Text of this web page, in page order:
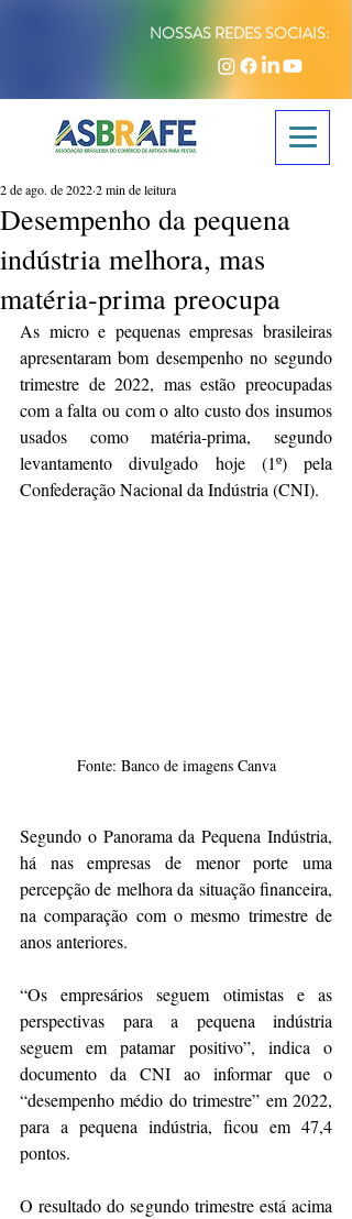
NOSSAS REDES SOCIAIS:
Desempenho da pequena
indústria melhora, mas
matéria-prima preocupa
2 de ago. de 20222 min de leitura
As micro e pequenas empresas brasileiras
apresentaram bom desempenho no segundo
trimestre de 2022, mas estão preocupadas
com a falta ou com o alto custo dos insumos
usados como matéria-prima, segundo
levantamento divulgado hoje (1º) pela
Confederação Nacional da Indústria (CNI).
Fonte: Banco de imagens Canva
Segundo o Panorama da Pequena Indústria,
há nas empresas de menor porte uma
percepção de melhora da situação financeira,
na comparação com o mesmo trimestre de
anos anteriores.
“Os empresários seguem otimistas e as
perspectivas para a pequena indústria
seguem em patamar positivo”, indica o
documento da CNI ao informar que o
“desempenho médio do trimestre” em 2022,
para a pequena indústria, ficou em 47,4
pontos.
O resultado do segundo trimestre está acima